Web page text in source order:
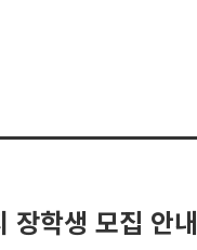
장학생 모집 안내